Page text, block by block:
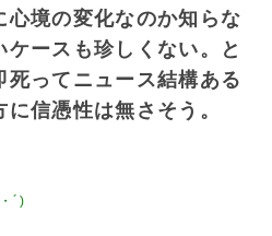
心境の変化なのか知らな
ースも珍しくない。と
死ってニュース結構ある
信憑性は無さそう。
´)